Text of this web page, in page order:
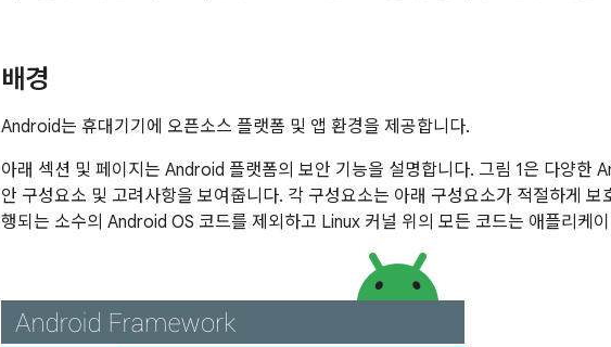
배경
Android는 휴대기기에 오픈소스 플랫폼 및 앱 환경을 제공합니다.
아래 섹션 및 페이지는 Android 플랫폼의 보안 기능을 설명합니다. 그림 1은 다양한
안 구성요소 및 고려사항을 보여줍니다. 각 구성요소는 아래 구성요소가 적절하게 보
행되는 소수의 Android OS 코드를 제외하고 Linux 커널 위의 모든 코드는 애플리케